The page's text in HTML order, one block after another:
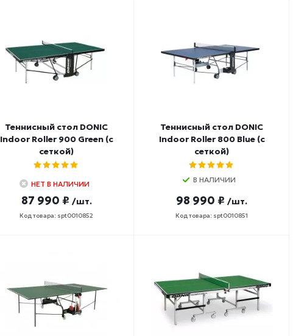
Теннисный стол DONIC
Indoor Roller 900 Green (с
сеткой)
НЕТ В НАЛИЧИИ
87 990 ₽ /шт.
Код товара: spt0010852
Теннисный стол DONIC
Indoor Roller 800 Blue (с
сеткой)
В НАЛИЧИИ
98 990 ₽ /шт.
Код товара: spt0010851